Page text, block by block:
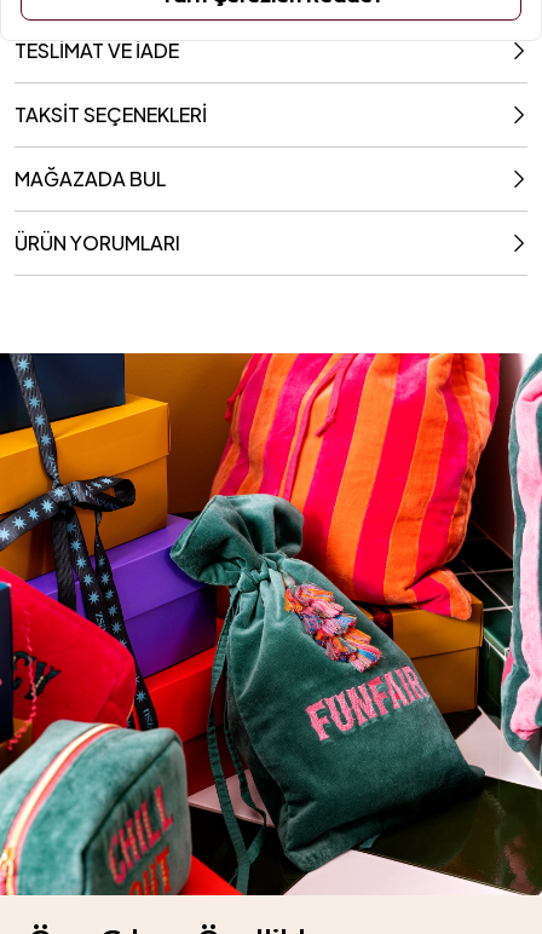
TESLİMAT VE İADE
TAKSİT SEÇENEKLERİ
MAĞAZADA BUL
ÜRÜN YORUMLARI